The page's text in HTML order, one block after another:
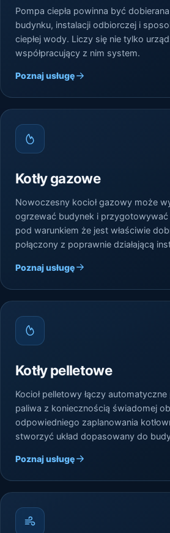
Pompa ciepła powinna być
budynku, instalacji odbiorczej i
ciepłej wody. Liczy się nie tylko
współpracujący z nim system.
Poznaj usługę
Kotły gazowe
Nowoczesny kocioł gazowy może
ogrzewać budynek i przygotowywać
pod warunkiem że jest właściwie
połączony z poprawnie działającą
Poznaj usługę
Kotły pelletowe
Kocioł pelletowy łączy
paliwa z koniecznością świadomej
odpowiedniego zaplanowania
stworzyć układ dopasowany do
Poznaj usługę